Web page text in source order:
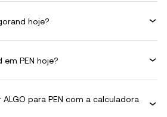
hoje?
PEN hoje?
para PEN com a calculadora